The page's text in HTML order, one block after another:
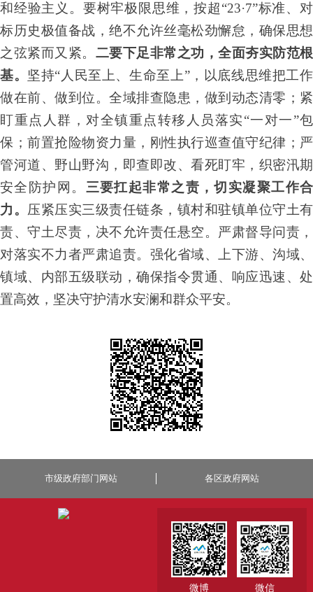
和经验主义。要树牢极限思维，按超“23·7”标准、对
标历史极值备战，绝不允许丝毫松劲懈怠，确保思想
之弦紧而又紧。 二要下足非常之功，全面夯实防范根
基。 坚持“人民至上、生命至上”，以底线思维把工作
做在前、做到位。全域排查隐患，做到动态清零；紧
盯重点人群，对全镇重点转移人员落实“一对一”包
保；前置抢险物资力量，刚性执行巡查值守纪律；严
管河道、野山野沟，即查即改、看死盯牢，织密汛期
安全防护网。 三要扛起非常之责，切实凝聚工作合
力。 压紧压实三级责任链条，镇村和驻镇单位守土有
责、守土尽责，决不允许责任悬空。严肃督导问责，
对落实不力者严肃追责。强化省域、上下游、沟域、
镇域、内部五级联动，确保指令贯通、响应迅速、处
置高效，坚决守护清水安澜和群众平安。
市级政府部门网站 各区政府网站
微博 微信